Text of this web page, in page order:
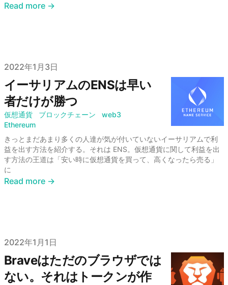
Read more →
Published on
2022年1月3日
イーサリアムのENSは早い
者だけが勝つ
仮想通貨 ブロックチェーン
web3
Ethereum
きっとまだあまり多くの人達が気が付いていないイーサリアムで利
益を出す方法を紹介する。それは ENS。仮想通貨に関して利益を出
す方法の王道は「安い時に仮想通貨を買って、高くなったら売る」
に
Read more →
Published on
2022年1月1日
Braveはただのブラウザでは
ない。それはトークンが作